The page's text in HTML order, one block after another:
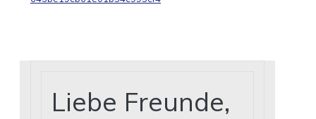
Liebe Freunde,